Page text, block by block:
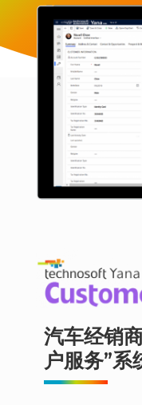
汽车经销
户服务”系